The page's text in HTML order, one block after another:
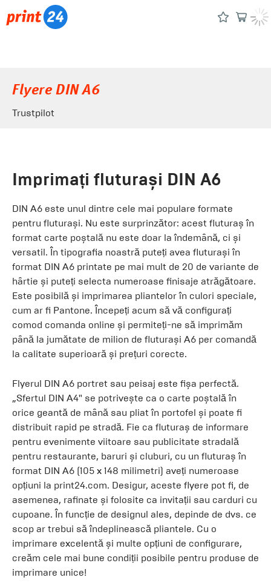
Flyere DIN A6
Trustpilot
Imprimați fluturași DIN A6
DIN A6 este unul dintre cele mai populare formate
pentru fluturași. Nu este surprinzător: acest fluturaș în
format carte poștală nu este doar la îndemână, ci și
versatil. În tipografia noastră puteți avea fluturași în
format DIN A6 printate pe mai mult de 20 de variante de
hârtie și puteți selecta numeroase finisaje atrăgătoare.
Este posibilă și imprimarea pliantelor în culori speciale,
cum ar fi Pantone. Începeți acum să vă configurați
comod comanda online și permiteți-ne să imprimăm
până la jumătate de milion de fluturași A6 per comandă
la calitate superioară și prețuri corecte.
Flyerul DIN A6 portret sau peisaj este fișa perfectă.
„Sfertul DIN A4" se potrivește ca o carte poștală în
orice geantă de mână sau pliat în portofel și poate fi
distribuit rapid pe stradă. Fie ca fluturaș de informare
pentru evenimente viitoare sau publicitate stradală
pentru restaurante, baruri și cluburi, cu un fluturaș în
format DIN A6 (105 x 148 milimetri) aveți numeroase
opțiuni la print24.com. Desigur, aceste flyere pot fi, de
asemenea, rafinate și folosite ca invitații sau carduri cu
cupoane. În funcție de designul ales, depinde de dvs. ce
scop ar trebui să îndeplinească pliantele. Cu o
imprimare excelentă și multe opțiuni de configurare,
creăm cele mai bune condiții posibile pentru produse de
imprimare unice!